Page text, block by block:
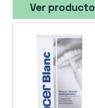
Ver producto